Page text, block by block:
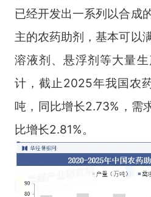
已经开发出一系列以合成
主的农药助剂，基本可以
溶液剂、悬浮剂等大量
计，截止2025年我国农
吨，同比增长2.73%，需
比增长2.81%。